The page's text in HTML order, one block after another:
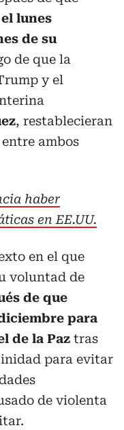
lunes
de su
de que la
y el
, restablecieran
ambos
haber
en EE.UU.
en el que
voluntad de
de que
para
de la Paz tras
para evitar
de violenta